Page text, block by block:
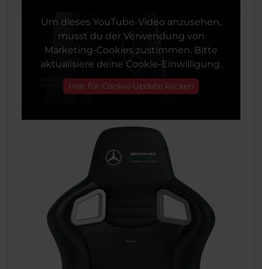
Um dieses YouTube-Video anzusehen,
musst du der Verwendung von
Marketing-Cookies zustimmen. Bitte
aktualisiere deine Cookie-Einwilligung.
Hier für Cookie-Update klicken